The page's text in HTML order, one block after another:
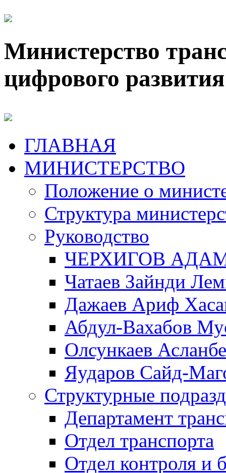
Министерство
цифрового
ГЛАВНАЯ
МИНИСТЕРСТВО
Положение о
Структура
Руководство
ЧЕРХИГОВ
Чатаев Зайнди
Дажаев Ариф
Абдул-Вахабов
Олсункаев
Яударов Сайд-
Структурные
Департамент
Отдел транспорта
Отдел контроля и